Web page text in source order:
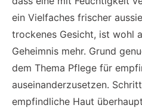
ein Vielfaches frischer
trockenes Gesicht, ist wohl
Geheimnis mehr. Grund
dem Thema Pflege für
auseinanderzusetzen.
empfindliche Haut